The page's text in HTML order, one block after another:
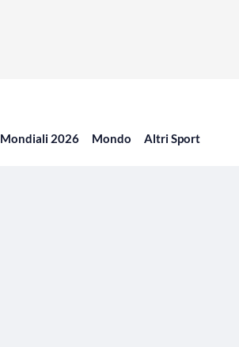
Mondiali 2026 Mondo Altri Sport